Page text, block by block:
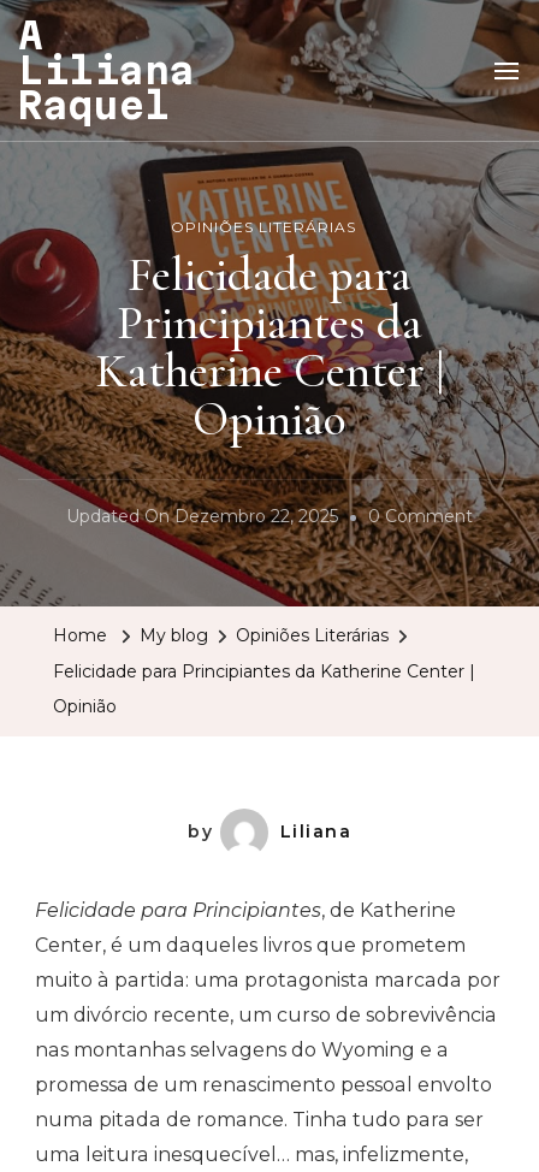
A
Liliana
Raquel
OPINIÕES LITERÁRIAS
Felicidade para
Principiantes da
Katherine Center |
Opinião
Updated OnDezembro 22, 2025 0 CommentOn
Para
Home My blog
Opiniões Literárias
Felicidade para Principiantes da Katherine Center |
Opinião
by Liliana
Felicidade para Principiantes, de Katherine
Center, é um daqueles livros que prometem
muito à partida: uma protagonista marcada por
um divórcio recente, um curso de sobrevivência
nas montanhas selvagens do Wyoming e a
promessa de um renascimento pessoal envolto
numa pitada de romance. Tinha tudo para ser
uma leitura inesquecível… mas, infelizmente,